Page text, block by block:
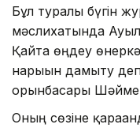
Бұл туралы бүгін
мәслихатында Ауыл
Қайта өңдеу
нарығын дамыту
орынбасары
Оның сөзіне